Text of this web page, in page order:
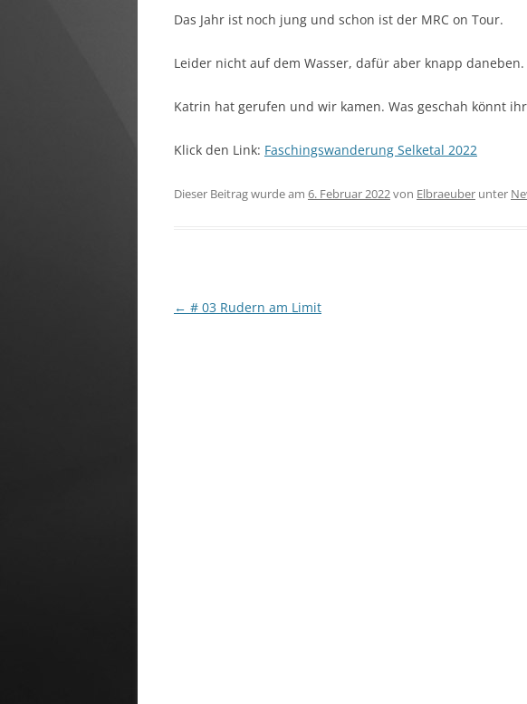
Das Jahr ist noch jung und schon ist der MRC on Tour.
Leider nicht auf dem Wasser, dafür aber knapp daneben.
Katrin hat gerufen und wir kamen. Was geschah könnt
Klick den Link: Faschingswanderung Selketal 2022
Dieser Beitrag wurde am 6. Februar 2022von Elbraeuber unter
Beitragsnavigation
← # 03 Rudern am Limit